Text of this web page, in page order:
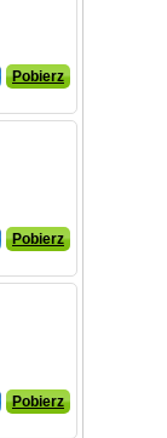
Pobierz
Pobierz
Pobierz